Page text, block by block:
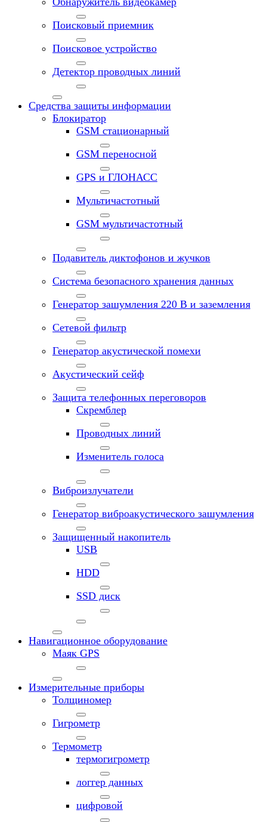
Поисковый приемник
Поисковое устройство
Детектор проводных линий
Средства защиты информации
Блокиратор
GSM стационарный
GSM переносной
GPS и ГЛОНАСС
Мультичастотный
GSM мультичастотный
Подавитель диктофонов и жучков
Система безопасного хранения данных
Генератор зашумления 220 В и заземления
Сетевой фильтр
Генератор акустической помехи
Акустический сейф
Защита телефонных переговоров
Скремблер
Проводных линий
Изменитель голоса
Виброизлучатели
Генератор виброакустического зашумления
Защищенный накопитель
USB
HDD
SSD диск
Навигационное оборудование
Маяк GPS
Измерительные приборы
Толщиномер
Гигрометр
Термометр
термогигрометр
логгер данных
цифровой